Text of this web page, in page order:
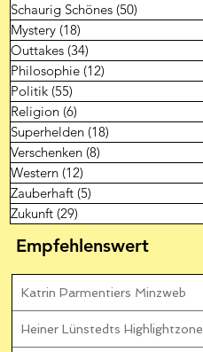
Schaurig Schönes (50)
Mystery (18)
Outtakes (34)
Philosophie (12)
Politik (55)
Religion (6)
Superhelden (18)
Verschenken (8)
Western (12)
Zauberhaft (5)
Zukunft (29)
Empfehlenswert
Katrin Parmentiers Minzweb
Heiner Lünstedts Highlightzone